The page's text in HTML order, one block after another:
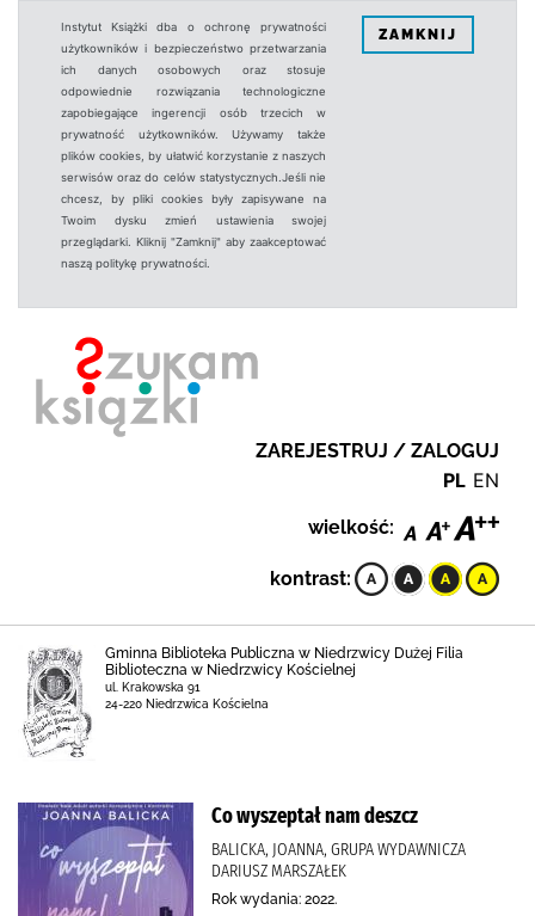
Instytut Książki dba o ochronę prywatności
użytkowników i bezpieczeństwo przetwarzania
ich danych osobowych oraz stosuje
odpowiednie rozwiązania technologiczne
zapobiegające ingerencji osób trzecich w
prywatność użytkowników. Używamy także
plików cookies, by ułatwić korzystanie z naszych
serwisów oraz do celów statystycznych.Jeśli nie
chcesz, by pliki cookies były zapisywane na
Twoim dysku zmień ustawienia swojej
przeglądarki. Kliknij "Zamknij" aby zaakceptować
naszą politykę prywatności.
ZAMKNIJ
ZAREJESTRUJ / ZALOGUJ
PL EN
wielkość:
kontrast:
Gminna Biblioteka Publiczna w Niedrzwicy Dużej Filia
Biblioteczna w Niedrzwicy Kościelnej
ul. Krakowska 91
24-220 Niedrzwica Kościelna
Co wyszeptał nam deszcz
BALICKA, JOANNA, GRUPA WYDAWNICZA
DARIUSZ MARSZAŁEK
Rok wydania: 2022.